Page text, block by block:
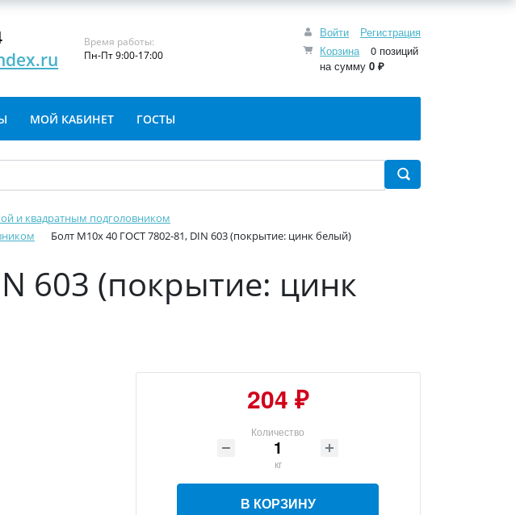
Войти
Регистрация
Корзина
0 позиций
на сумму 0 ₽
Время работы:
Пн-Пт 9:00-17:00
МОЙ КАБИНЕТ ГОСТЫ
и квадратным подголовником
Болт М10х 40 ГОСТ 7802-81, DIN 603 (покрытие: цинк белый)
603 (покрытие: цинк
204 ₽
Количество
кг
В КОРЗИНУ